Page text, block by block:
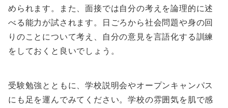
められます。また、面接では自分の考えを論理的に述
べる能力が試されます。日ごろから社会問題や身の回
りのことについて考え、自分の意見を言語化する訓練
をしておくと良いでしょう。
受験勉強とともに、学校説明会やオープンキャンパス
にも足を運んでみてください。学校の雰囲気を肌で感